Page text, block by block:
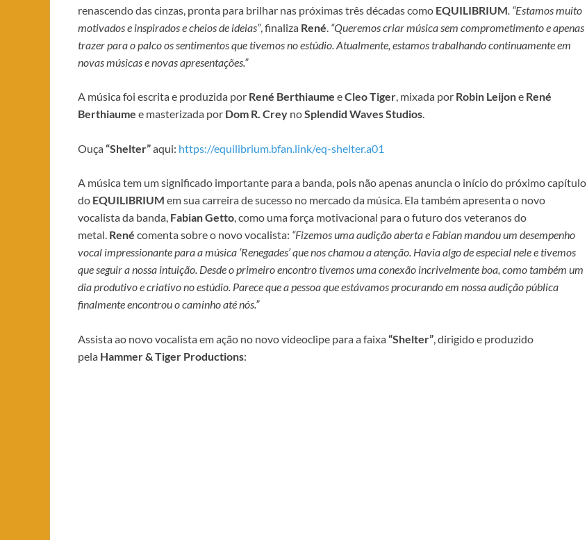
renascendo das cinzas, pronta para brilhar nas próximas três décadas como EQUILIBRIUM. “Estamos muito
motivados e inspirados e cheios de ideias”, finaliza René. “Queremos criar música sem comprometimento e apenas
trazer para o palco os sentimentos que tivemos no estúdio. Atualmente, estamos trabalhando continuamente em
novas músicas e novas apresentações.”
A música foi escrita e produzida por René Berthiaume eCleo Tiger, mixada por Robin Leijone René
Berthiaume e masterizada por Dom R. Crey noSplendid Waves Studios.
Ouça“Shelter”aqui: https://equilibrium.bfan.link/eq-shelter.a01
A música tem um significado importante para a banda, pois não apenas anuncia o início do próximo capítulo
do EQUILIBRIUM em sua carreira de sucesso no mercado da música. Ela também apresenta o novo
vocalista da banda, Fabian Getto, como uma força motivacional para o futuro dos veteranos do
metal. René comenta sobre o novo vocalista: “Fizemos uma audição aberta e Fabian mandou um desempenho
vocal impressionante para a música ‘Renegades’ que nos chamou a atenção. Havia algo de especial nele e tivemos
que seguir a nossa intuição. Desde o primeiro encontro tivemos uma conexão incrivelmente boa, como também um
dia produtivo e criativo no estúdio. Parece que a pessoa que estávamos procurando em nossa audição pública
finalmente encontrou o caminho até nós.”
Assista ao novo vocalista em ação no novo videoclipe para a faixa“Shelter”, dirigido e produzido
pela Hammer & Tiger Productions: